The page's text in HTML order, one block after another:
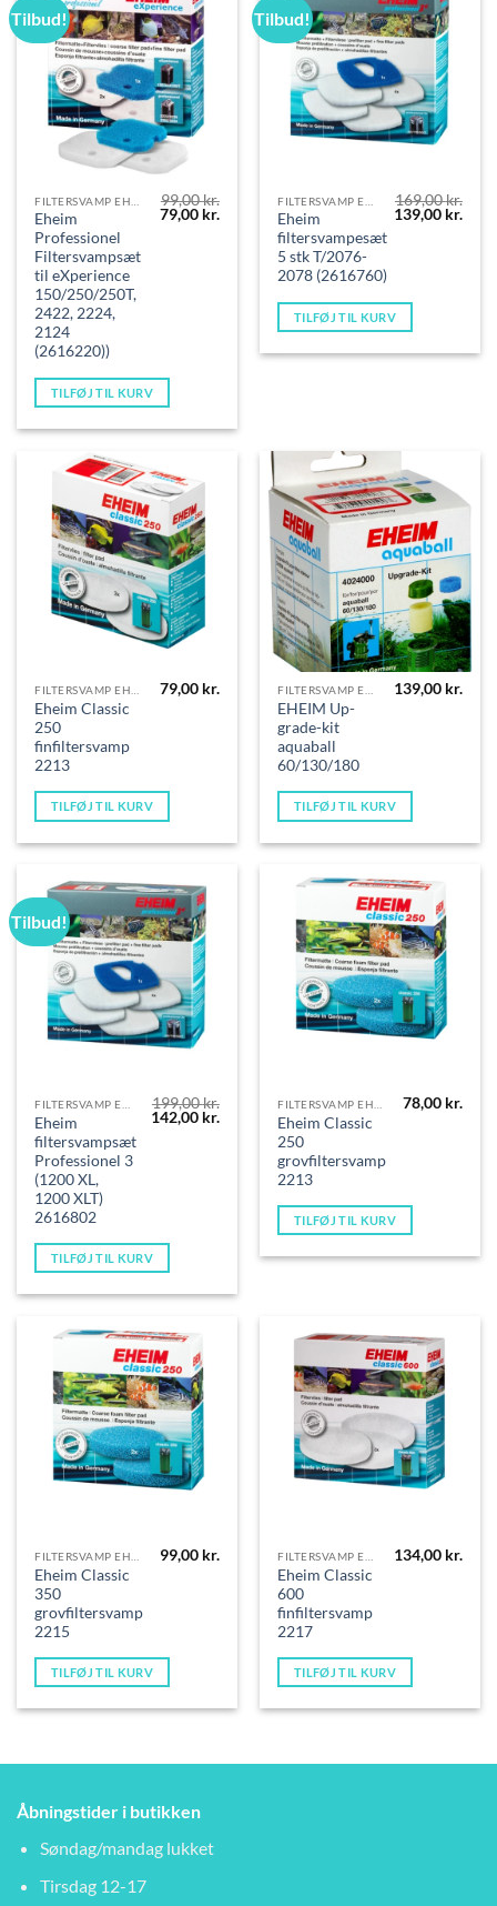
Tilbud!
Eheim
Professionel
Filtersvampsæt
til eXperience
150/250/250T,
2422, 2224,
2124
(2616220))
99,00kr.
Den
oprindelige
79,00 kr.
79,00 kr..
TILFØJ TIL KURV
Tilbud!
Eheim
filtersvampesæt
5 stk T/2076-
2078 (2616760)
169,00kr.
Den
oprindelige
139,00 kr.
TILFØJ TIL KURV
FILTERSVAMP EHEIM
Eheim Classic
250
finfiltersvamp
2213
79,00 kr.
TILFØJ TIL KURV
FILTERSVAMP EHEIM
EHEIM Up-
grade-kit
aquaball
60/130/180
139,00 kr.
TILFØJ TIL KURV
Tilbud!
Eheim
filtersvampsæt
Professionel 3
(1200 XL,
1200 XLT)
2616802
199,00kr.
Den
oprindelige
142,00 kr.
142,00 kr..
TILFØJ TIL KURV
Eheim Classic
250
grovfiltersvamp
2213
78,00 kr.
TILFØJ TIL KURV
Eheim Classic
350
grovfiltersvamp
2215
99,00 kr.
TILFØJ TIL KURV
Eheim Classic
600
finfiltersvamp
2217
134,00 kr.
TILFØJ TIL KURV
Åbningstider i butikken
Søndag/mandag lukket
Tirsdag 12-17